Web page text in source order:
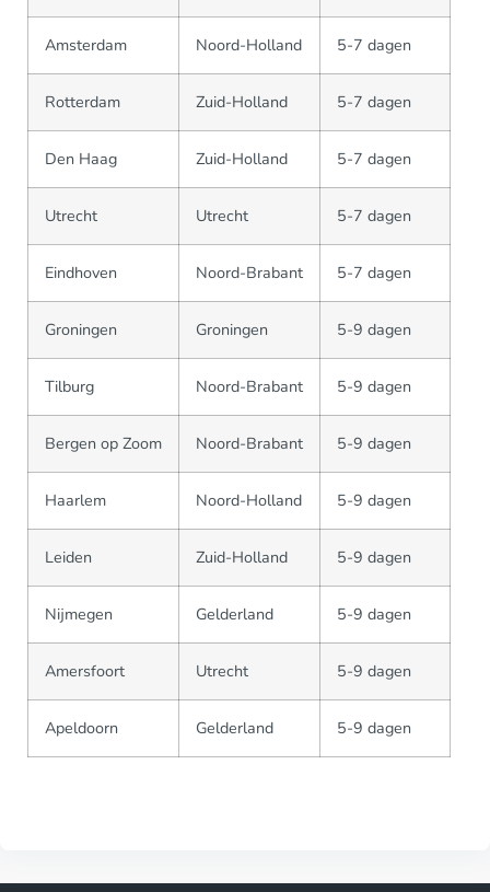
Amsterdam Noord-Holland 5-7 dagen
Rotterdam Zuid-Holland 5-7 dagen
Den Haag Zuid-Holland 5-7 dagen
Utrecht Utrecht 5-7 dagen
Eindhoven Noord-Brabant 5-7 dagen
Groningen Groningen 5-9 dagen
Tilburg Noord-Brabant 5-9 dagen
Bergen op Zoom Noord-Brabant 5-9 dagen
Haarlem Noord-Holland 5-9 dagen
Leiden Zuid-Holland 5-9 dagen
Nijmegen Gelderland 5-9 dagen
Amersfoort Utrecht 5-9 dagen
Apeldoorn Gelderland 5-9 dagen